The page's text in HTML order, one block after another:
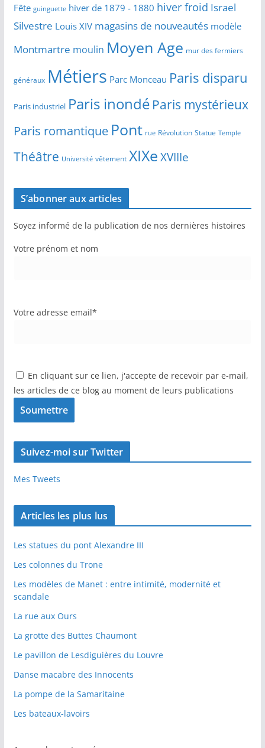
Fête guinguette hiver de 1879 - 1880 hiver froid Israel
Silvestre Louis XIV magasins de nouveautés modèle
Montmartre moulin Moyen Age mur des fermiers
généraux Métiers Parc Monceau Paris disparu
Paris industriel Paris inondé Paris mystérieux
Paris romantique Pont rue Révolution Statue Temple
Théâtre Université vêtement XIXeXVIIIe
S’abonner aux articles
Soyez informé de la publication de nos dernières histoires
Votre prénom et nom
Votre adresse email*
En cliquant sur ce lien, j'accepte de recevoir par e-mail,
les articles de ce blog au moment de leurs publications
Suivez-moi sur Twitter
Mes Tweets
Articles les plus lus
Les statues du pont Alexandre III
Les colonnes du Trone
Les modèles de Manet : entre intimité, modernité et
scandale
La rue aux Ours
La grotte des Buttes Chaumont
Le pavillon de Lesdiguières du Louvre
Danse macabre des Innocents
La pompe de la Samaritaine
Les bateaux-lavoirs